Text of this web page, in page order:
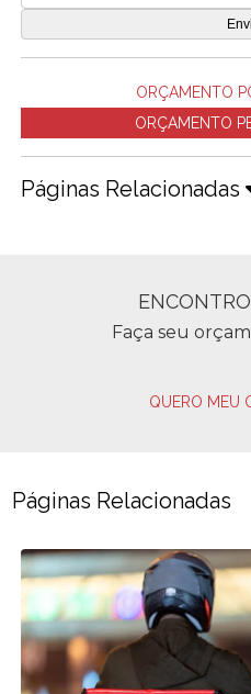
ORÇAMENTO
ORÇAMENTO
Páginas Relacionadas
Faça seu
QUERO MEU
Páginas Relacionadas